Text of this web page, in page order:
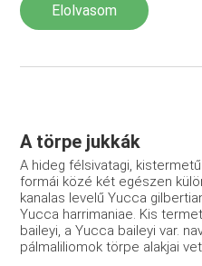
Elolvasom
A törpe jukkák
A hideg félsivatagi,
formái közé két egészen
kanalas levelű Yucca
Yucca harrimaniae. Kis
baileyi, a Yucca baileyi var.
pálmaliliomok törpe alakjai